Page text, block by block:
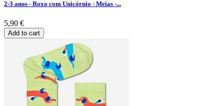
2-3 anos - Roxo com Unicórnio - Meias -...
5,90 €
Add to cart